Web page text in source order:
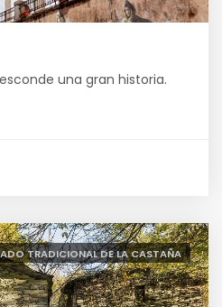
una gran historia.
TRADICIONAL DE LA CASTAÑA